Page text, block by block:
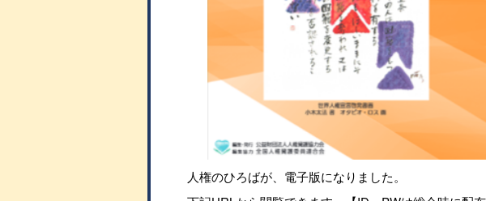
人権のひろばが、電子版になりました。